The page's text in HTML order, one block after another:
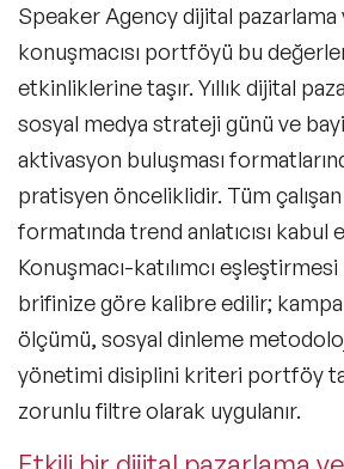
Speaker Agency dijital pazarlama
konuşmacısı portföyü bu
etkinliklerine taşır. Yıllık dijital
sosyal medya strateji günü ve
aktivasyon buluşması
pratisyen önceliklidir. Tüm
formatında trend anlatıcısı kabul
Konuşmacı-katılımcı
brifinize göre kalibre edilir;
ölçümü, sosyal dinleme
yönetimi disiplini kriteri portföy
zorunlu filtre olarak uygulanır.
Filtrele
Konular
Exclusive Konuşmacılar
Yeni Konuşmacılar
Motivasyon Konuşmacıları
Kişisel Dönüşüm